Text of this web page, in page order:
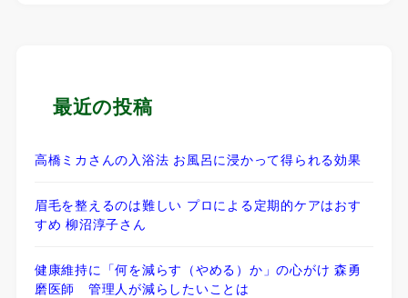
最近の投稿
高橋ミカさんの入浴法 お風呂に浸かって得られる効果
眉毛を整えるのは難しい プロによる定期的ケアはおす
すめ 柳沼淳子さん
健康維持に「何を減らす（やめる）か」の心がけ 森勇
磨医師 管理人が減らしたいことは